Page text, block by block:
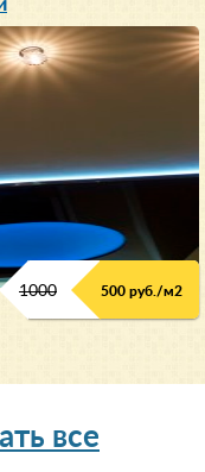
1000 500 руб./м2
все